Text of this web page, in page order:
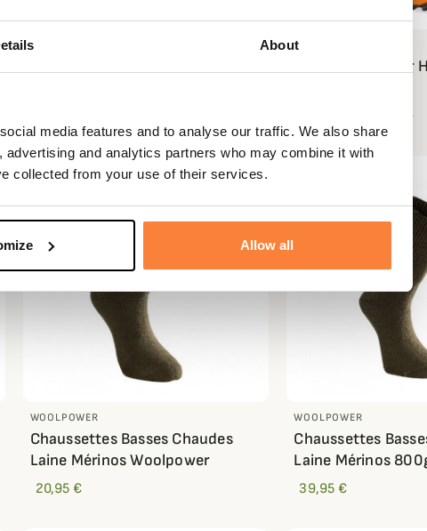
About
media features and to analyse our traffic. We also share
and analytics partners who may combine it with
collected from your use of their services.
Allow all
HÄRKILA ZAMBERLAN
Chaussures Polar
594,95 €
WOOLPOWER
Chaussettes Basses Chaudes
Laine Mérinos Woolpower
20,95 €
WOOLPOWER
Chaussettes
Laine Mérinos
39,95 €